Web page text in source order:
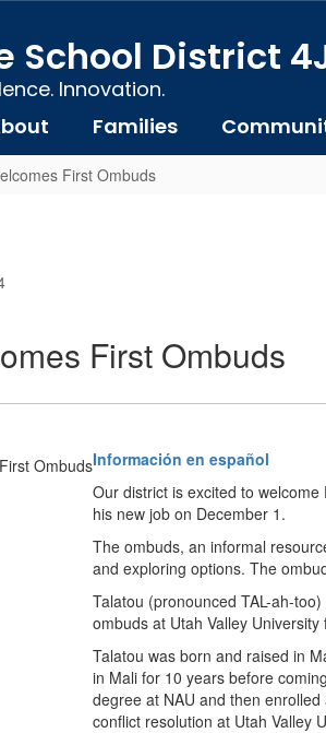
School District
Innovation.
Families
First Ombuds
First Ombuds
Información en español
Our district is excited to
his new job on December 1.
The ombuds, an informal
and exploring options. The
Talatou (pronounced TAL-ah-
ombuds at Utah Valley
Talatou was born and raised in
in Mali for 10 years before
degree at NAU and then
conflict resolution at Utah Valley